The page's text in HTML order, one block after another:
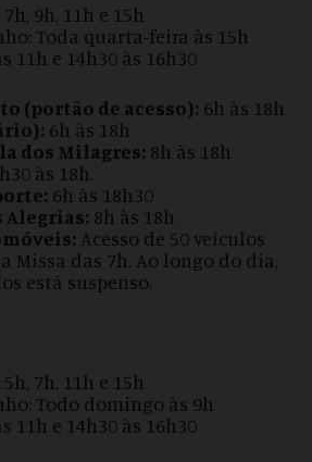
9h, 11h e 15h
Toda quarta-feira às 15h
11h e 14h30 às 16h30
(portão de acesso): 6h às 18h
6h às 18h
dos Milagres: 8h às 18h
às 18h.
6h às 18h30
8h às 18h
Acesso de 50 veículos
Missa das 7h. Ao longo do dia,
está suspenso.
7h, 11h e 15h
Todo domingo às 9h
11h e 14h30 às 16h30